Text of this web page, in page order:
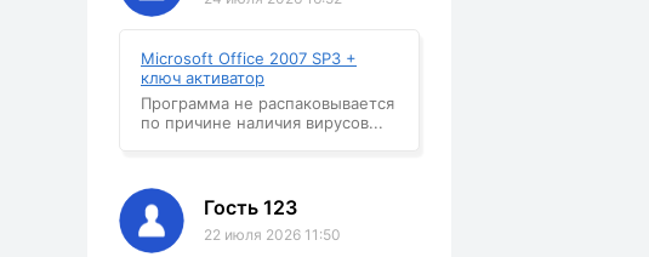
Microsoft Office 2007 SP3 +
ключ активатор
Программа не распаковывается
по причине наличия вирусов...
Гость 123
22 июля 2026 11:50